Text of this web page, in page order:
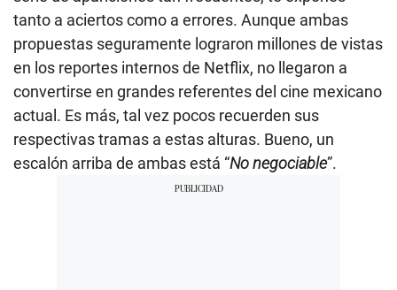
tanto a aciertos como a errores. Aunque ambas
propuestas seguramente lograron millones de vistas
en los reportes internos de Netflix, no llegaron a
convertirse en grandes referentes del cine mexicano
actual. Es más, tal vez pocos recuerden sus
respectivas tramas a estas alturas. Bueno, un
escalón arriba de ambas está “No negociable”.